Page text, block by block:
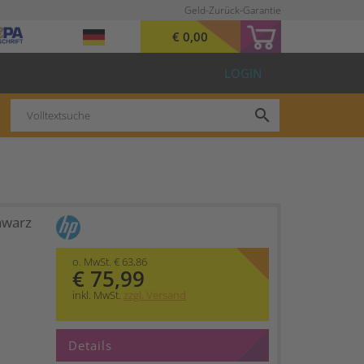
Geld-Zurück-Garantie
€ 0,00
LOGIN
search
o. MwSt. € 63,86
€ 75,99
inkl. MwSt. zzgl. Versand
Details